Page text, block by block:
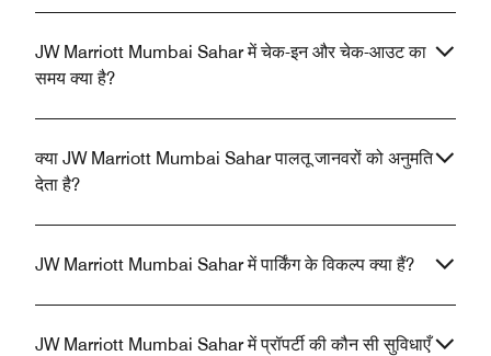
JW Marriott Mumbai Sahar में चेक-इन और चेक-आउट का
समय क्या है?
क्या JW Marriott Mumbai Sahar पालतू जानवरों को अनुमति
देता है?
JW Marriott Mumbai Sahar में पार्किंग के विकल्प क्या हैं?
JW Marriott Mumbai Sahar में प्रॉपर्टी की कौन सी सुविधाएँ